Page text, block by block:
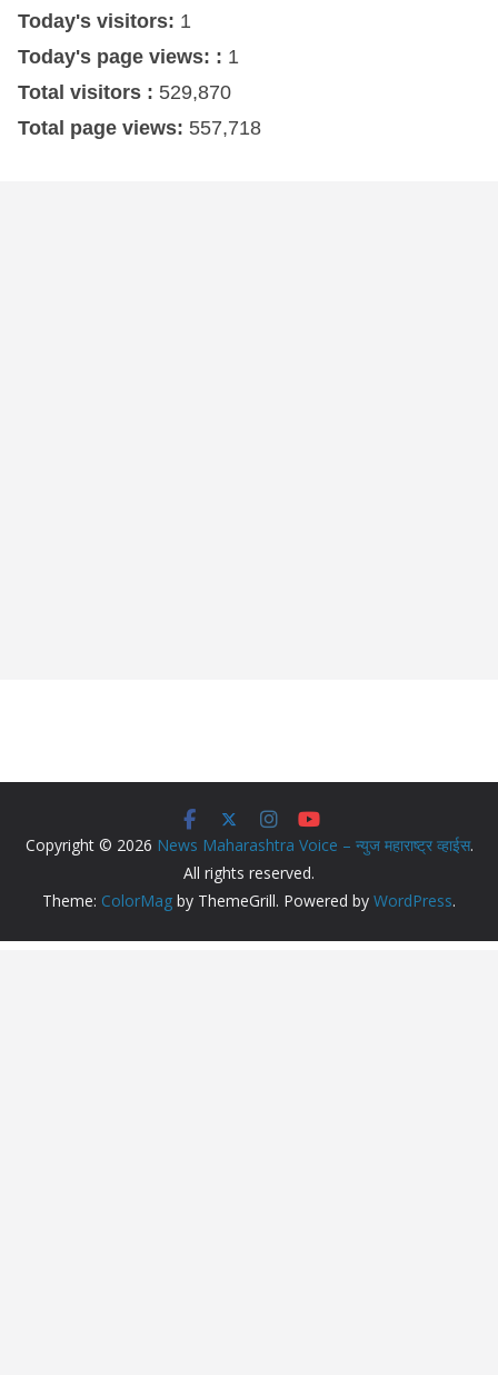
Today's visitors: 1
Today's page views: : 1
Total visitors : 529,870
Total page views: 557,718
Copyright © 2026 News Maharashtra Voice – न्युज महाराष्ट्र व्हाईस.
All rights reserved.
Theme: ColorMag by ThemeGrill. Powered by WordPress.